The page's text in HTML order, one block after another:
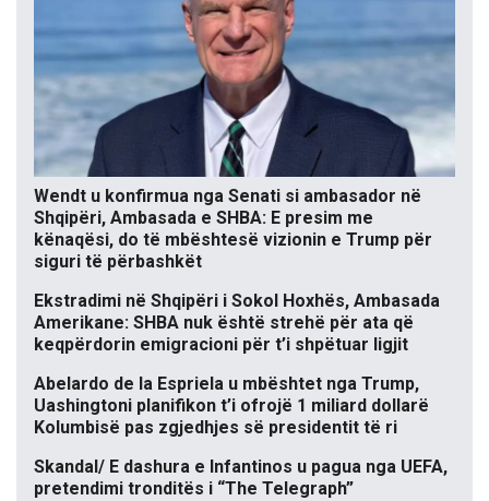
Wendt u konfirmua nga Senati si ambasador në
Shqipëri, Ambasada e SHBA: E presim me
kënaqësi, do të mbështesë vizionin e Trump për
siguri të përbashkët
Ekstradimi në Shqipëri i Sokol Hoxhës, Ambasada
Amerikane: SHBA nuk është strehë për ata që
keqpërdorin emigracioni për t’i shpëtuar ligjit
Abelardo de la Espriela u mbështet nga Trump,
Uashingtoni planifikon t’i ofrojë 1 miliard dollarë
Kolumbisë pas zgjedhjes së presidentit të ri
Skandal/ E dashura e Infantinos u pagua nga UEFA,
pretendimi tronditës i “The Telegraph”